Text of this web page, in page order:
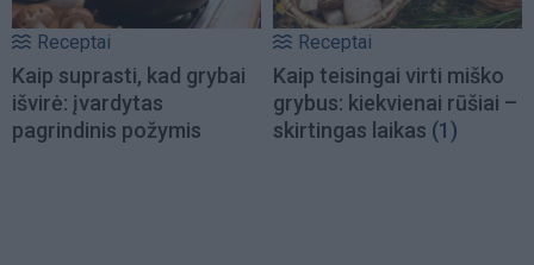
Receptai
Kaip suprasti, kad grybai
išvirė: įvardytas
pagrindinis požymis
Receptai
Kaip teisingai virti miško
grybus: kiekvienai rūšiai –
skirtingas laikas (1)